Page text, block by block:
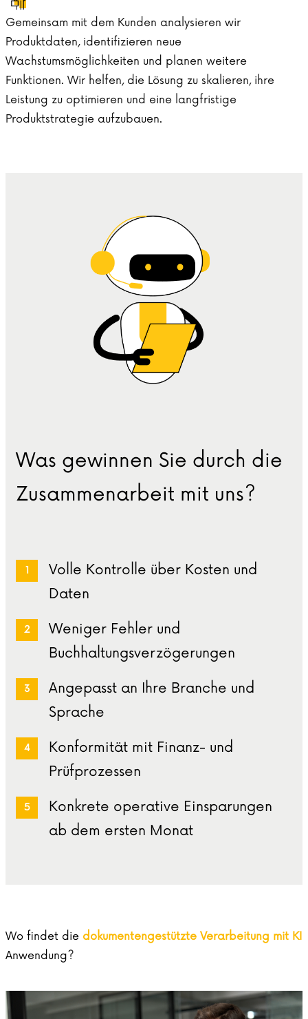
Gemeinsam mit dem Kunden analysieren wir
Produktdaten, identifizieren neue
Wachstumsmöglichkeiten und planen weitere
Funktionen. Wir helfen, die Lösung zu skalieren, ihre
Leistung zu optimieren und eine langfristige
Produktstrategie aufzubauen.
Was gewinnen Sie durch die
Zusammenarbeit mit uns?
Volle Kontrolle über Kosten und
Daten
Weniger Fehler und
Buchhaltungsverzögerungen
Angepasst an Ihre Branche und
Sprache
Konformität mit Finanz- und
Prüfprozessen
Konkrete operative Einsparungen
ab dem ersten Monat
Wo findet die dokumentengestützte Verarbeitung mit KI
Anwendung?